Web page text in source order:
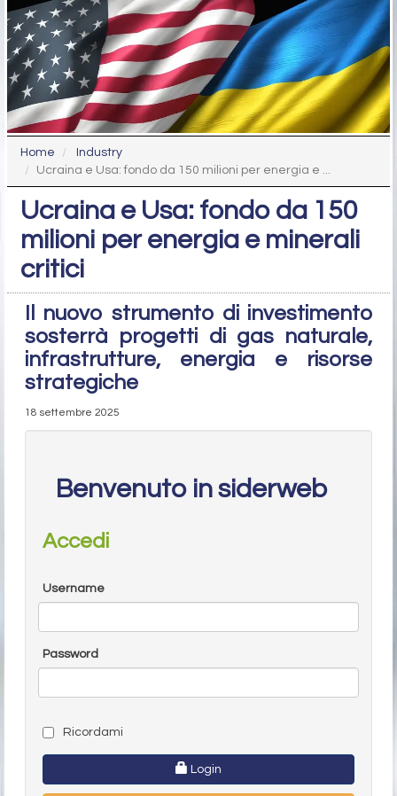
Home
Industry
Ucraina e Usa: fondo da 150 milioni per energia e ...
Ucraina e Usa: fondo da 150
milioni per energia e minerali
critici
Il nuovo strumento di investimento
sosterrà progetti di gas naturale,
infrastrutture, energia e risorse
strategiche
18 settembre 2025
Benvenuto in siderweb
Accedi
Username
Password
Ricordami
Login